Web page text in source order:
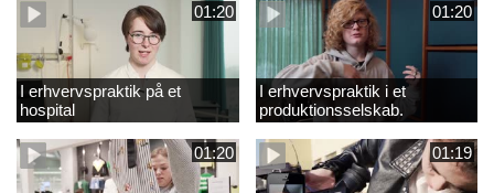
01:20
I erhvervspraktik på et
hospital
01:20
I erhvervspraktik i et
produktionsselskab.
01:20 01:19